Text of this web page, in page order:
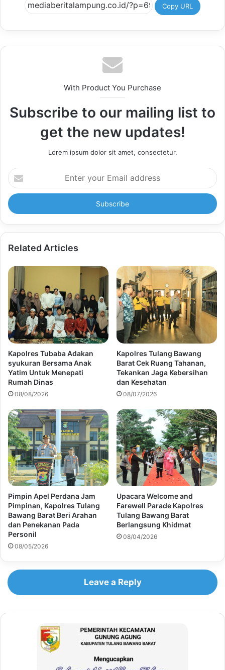
Copy URL
With Product You Purchase
Subscribe to our mailing list to
get the new updates!
Lorem ipsum dolor sit amet, consectetur.
Enter
your
Email
address
Related Articles
Kapolres Tubaba Adakan
syukuran Bersama Anak
Yatim Untuk Menepati
Rumah Dinas
08/08/2026
Kapolres Tulang Bawang
Barat Cek Ruang Tahanan,
Tekankan Jaga Kebersihan
dan Kesehatan
08/07/2026
Pimpin Apel Perdana Jam
Pimpinan, Kapolres Tulang
Bawang Barat Beri Arahan
dan Penekanan Pada
Personil
08/05/2026
Upacara Welcome and
Farewell Parade Kapolres
Tulang Bawang Barat
Berlangsung Khidmat
08/04/2026
Leave a Reply